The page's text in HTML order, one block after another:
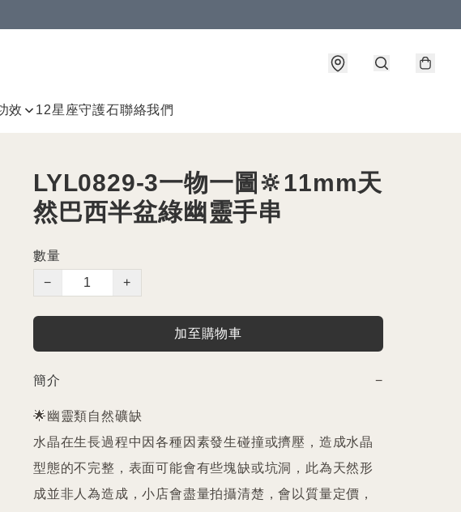
效 12星座守護石聯絡我們
LYL0829-3一物一圖🔆11mm天
然巴西半盆綠幽靈手串
數量
−
+
加至購物車
簡介 −
🌟幽靈類自然礦缺
水晶在生長過程中因各種因素發生碰撞或擠壓，造成水晶
型態的不完整，表面可能會有些塊缺或坑洞，此為天然形
成並非人為造成，小店會盡量拍攝清楚，會以質量定價，